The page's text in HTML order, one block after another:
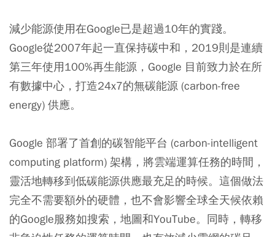
減少能源使用在Google已是超過10年的實踐。
Google從2007年起一直保持碳中和，2019則是連續
第三年使用100%再生能源，Google 目前致力於在所
有數據中心，打造24x7的無碳能源 (carbon-free
energy) 供應。
Google 部署了首創的碳智能平台 (carbon-intelligent
computing platform) 架構，將雲端運算任務的時間，
靈活地轉移到低碳能源供應最充足的時候。這個做法
完全不需要額外的硬體，也不會影響全球全天候依賴
的Google服務如搜索，地圖和YouTube。同時，轉移